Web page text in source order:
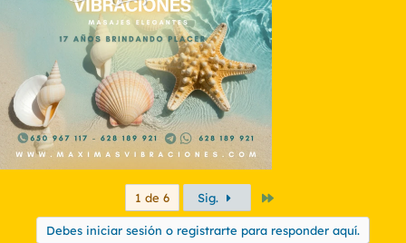
1 de 6 Sig.
Debes iniciar sesión o registrarte para responder aquí.